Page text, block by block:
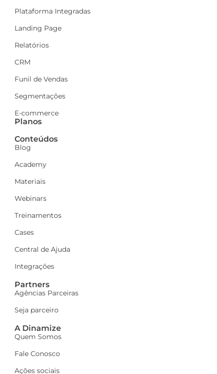
Plataforma Integradas
Landing Page
Relatórios
CRM
Funil de Vendas
Segmentações
E-commerce
Planos
Conteúdos
Blog
Academy
Materiais
Webinars
Treinamentos
Cases
Central de Ajuda
Integrações
Partners
Agências Parceiras
Seja parceiro
A Dinamize
Quem Somos
Fale Conosco
Ações sociais